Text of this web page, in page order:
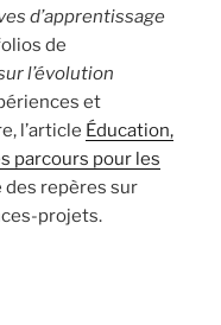
d’apprentissage
de
l’évolution
et
l’article Éducation,
parcours pour les
des repères sur
projets.